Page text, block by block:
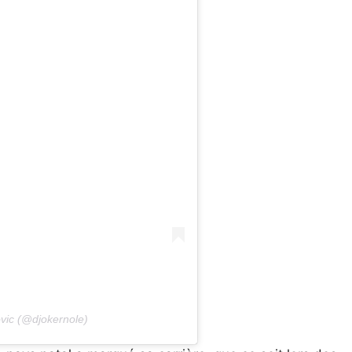
(@djokernole)